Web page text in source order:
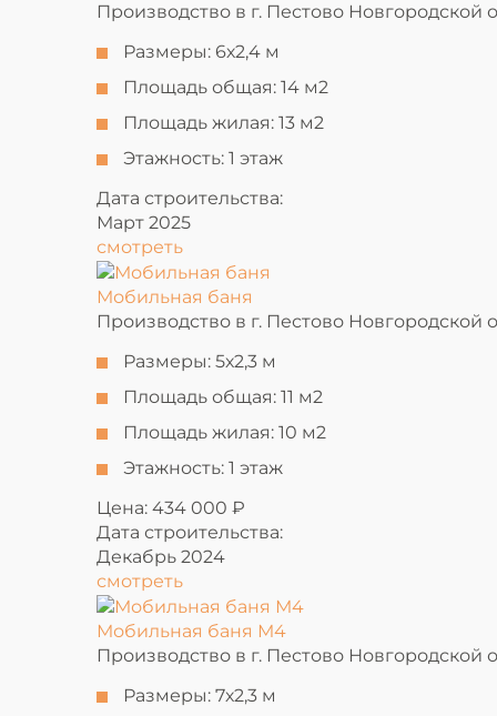
Производство в г. Пестово Новгородской
Размеры: 6х2,4 м
Площадь общая: 14 м2
Площадь жилая: 13 м2
Этажность: 1 этаж
Дата строительства:
Март 2025
смотреть
Мобильная баня
Производство в г. Пестово Новгородской
Размеры: 5х2,3 м
Площадь общая: 11 м2
Площадь жилая: 10 м2
Этажность: 1 этаж
Цена: 434 000 ₽
Дата строительства:
Декабрь 2024
смотреть
Мобильная баня М4
Производство в г. Пестово Новгородской
Размеры: 7х2,3 м